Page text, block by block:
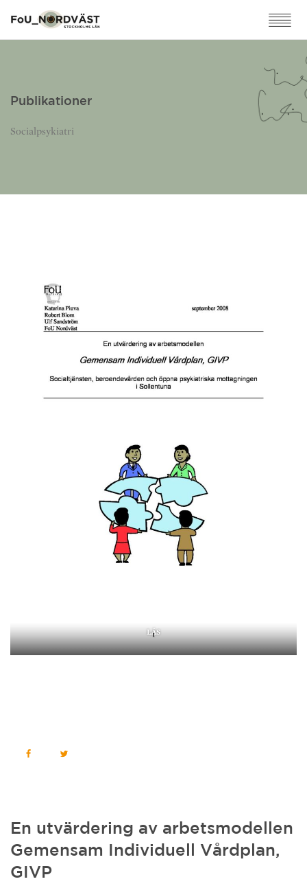
Publikationer
Socialpsykiatri
LÄS
En utvärdering av arbetsmodellen
Gemensam Individuell Vårdplan,
GIVP